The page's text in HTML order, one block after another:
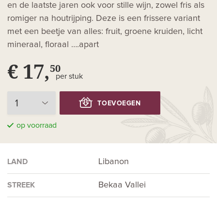
en de laatste jaren ook voor stille wijn, zowel fris als
romiger na houtrijping. Deze is een frissere variant
met een beetje van alles: fruit, groene kruiden, licht
mineraal, floraal ….apart
€ 17,50
per stuk
TOEVOEGEN
op voorraad
LAND Libanon
STREEK Bekaa Vallei